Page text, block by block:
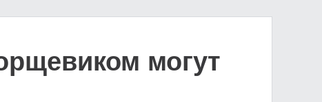
могут